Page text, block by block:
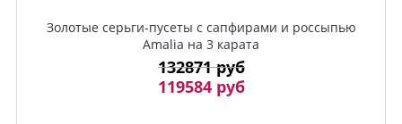
Золотые серьги-пусеты с сапфирами и россыпью
Amalia на 3 карата
132871 руб
119584 руб